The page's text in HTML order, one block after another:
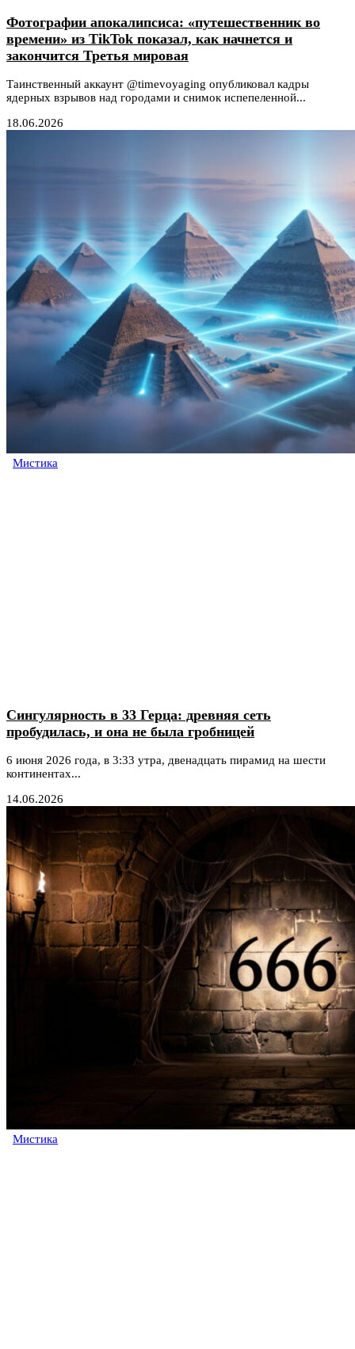
Фотографии апокалипсиса: «путешественник во
времени» из TikTok показал, как начнется и
закончится Третья мировая
Таинственный аккаунт @timevoyaging опубликовал кадры
ядерных взрывов над городами и снимок испепеленной...
18.06.2026
Мистика
Сингулярность в 33 Герца: древняя сеть
пробудилась, и она не была гробницей
6 июня 2026 года, в 3:33 утра, двенадцать пирамид на шести
континентах...
14.06.2026
Мистика